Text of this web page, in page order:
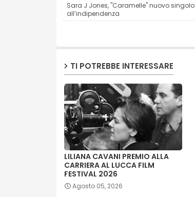
Sara J Jones, "Caramelle" nuovo
all’indipendenza
TI POTREBBE INTERESSARE
LILIANA CAVANI PREMIO ALLA
CARRIERA AL LUCCA FILM
FESTIVAL 2026
Agosto 05, 2026